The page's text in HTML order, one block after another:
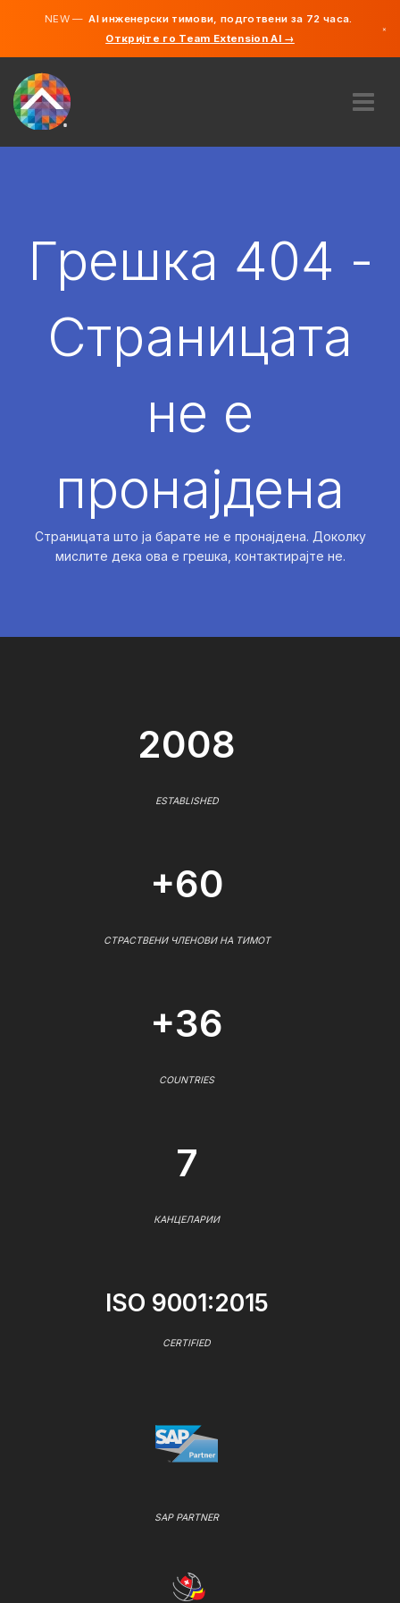
NEW —AI инженерски тимови, подготвени за 72 часа.
Откријте го Team Extension AI →
×
АНГАЖИРАЈ
Грешка 404 -
Страницата
не е
пронајдена
Страницата што ја барате не е пронајдена. Доколку
мислите дека ова е грешка, контактирајте не.
2008
ESTABLISHED
+60
СТРАСТВЕНИ ЧЛЕНОВИ НА ТИМОТ
+36
COUNTRIES
7
КАНЦЕЛАРИИ
ISO 9001:2015
CERTIFIED
SAP PARTNER